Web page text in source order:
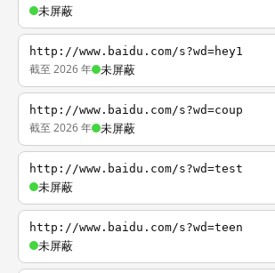
未屏蔽
http://www.baidu.com/s?wd=hey1
截至 2026 年 未屏蔽
http://www.baidu.com/s?wd=coup
截至 2026 年 未屏蔽
http://www.baidu.com/s?wd=test
未屏蔽
http://www.baidu.com/s?wd=teen
未屏蔽